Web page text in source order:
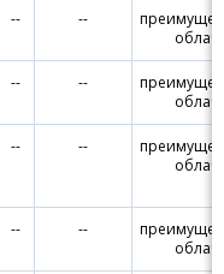
-- --
-- --
-- --
-- --